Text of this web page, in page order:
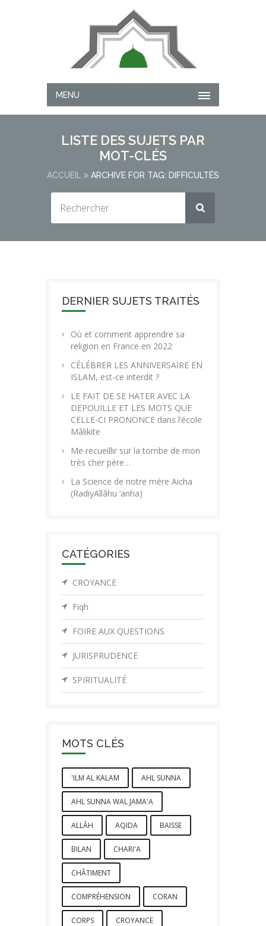
MENU
LISTE DES SUJETS PAR
MOT-CLÉS
ACCUEIL ARCHIVE FOR TAG: DIFFICULTÉS
DERNIER SUJETS TRAITÉS
Où et comment apprendre sa
religion en France en 2022
CÉLÉBRER LES ANNIVERSAIRE EN
ISLAM, est-ce interdit ?
LE FAIT DE SE HATER AVEC LA
DEPOUILLE ET LES MOTS QUE
CELLE-CI PRONONCE dans l’école
Mâlikite
Me recueillir sur la tombe de mon
très cher père…
La Science de notre mère Aicha
(RadiyAllâhu ‘anha)
CATÉGORIES
CROYANCE
Fiqh
FOIRE AUX QUESTIONS
JURISPRUDENCE
SPIRITUALITÉ
MOTS CLÉS
'ILM AL KALAM AHL SUNNA
AHL SUNNA WAL JAMA'A
ALLÂH AQIDA BAISSE
BILAN CHARI'A
CHÂTIMENT
COMPRÉHENSION CORAN
CORPS CROYANCE